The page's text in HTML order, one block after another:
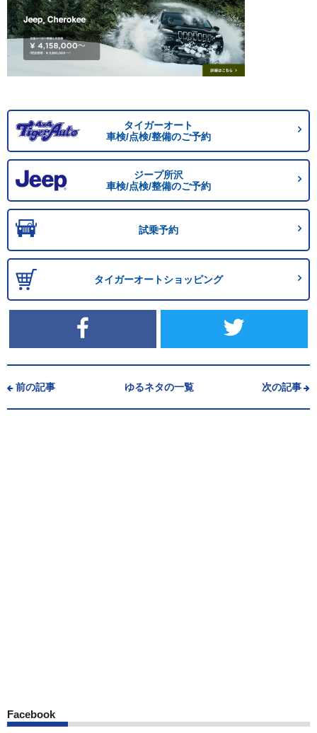
タイガーオート
車検/点検/整備のご予約
ジープ所沢
車検/点検/整備のご予約
試乗予約
タイガーオートショッピング
前の記事 ゆるネタの一覧 次の記事
Facebook